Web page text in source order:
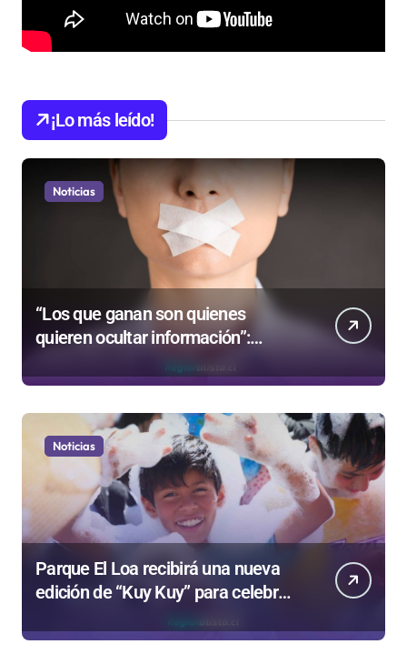
¡Lo más leído!
Noticias
“Los que ganan son quienes
quieren ocultar información”:
Colegio de Periodistas cuestiona la
“Ley Mordaza 2.0”
Noticias
Parque El Loa recibirá una nueva
edición de “Kuy Kuy” para celebrar